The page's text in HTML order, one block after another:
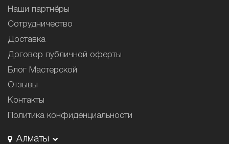
Наши партнёры
Сотрудничество
Доставка
Договор публичной оферты
Блог Мастерской
Отзывы
Контакты
Политика конфиденциальности
Алматы